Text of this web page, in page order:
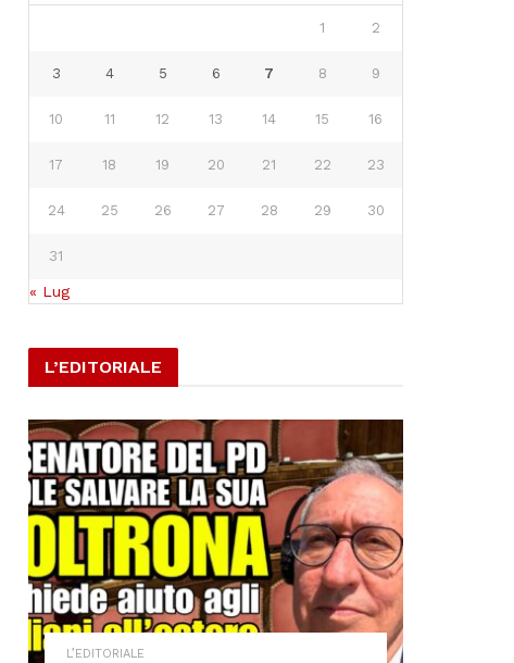
1 2
3 4 5 6 7 8 9
10 11 12 13 14 15 16
17 18 19 20 21 22 23
24 25 26 27 28 29 30
31
« Lug
L’EDITORIALE
L’EDITORIALE